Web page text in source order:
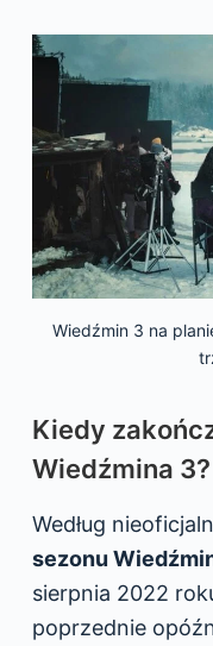
Wiedźmin 3 na
Kiedy
Wiedźmina 3?
Według
sezonu
sierpnia 2022
poprzednie